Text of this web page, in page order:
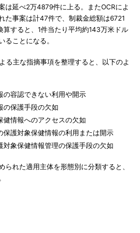
は延べ2万4879件に上る。またOCRによ
た事案は計47件で、制裁金総額は6721
算すると、1件当たり平均約143万米ドル
ることになる。
る主な指摘事項を整理すると、以下のよ
の容認できない利用や開示
の保護手段の欠如
健情報へのアクセスの欠如
保護対象保健情報の利用または開示
対象保健情報管理の保護手段の欠如
れた適用主体を形態別に分類すると、